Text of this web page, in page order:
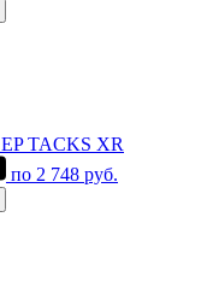
TACKS XR
по 2 748 руб.